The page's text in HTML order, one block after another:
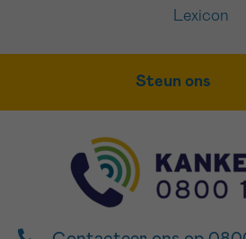
Lexicon
Steun ons